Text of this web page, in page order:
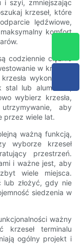
i szyi, zmniejszając
krzeseł, które
lędźwiowe,
komfort
codziennie ciężkie
w krzesła,
wykonane z
lub aluminium,
wybierz krzesła,
aby
przez wiele lat.
ważną funkcją,
wyborze krzeseł
przestrzeń.
i ważne jest, aby
wiele miejsca.
lub złożyć, gdy nie
siedzenia w
ważny
krzeseł terminalu
ogólny projekt i